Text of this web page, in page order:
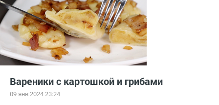
Вареники с картошкой и грибами
09 янв 2024 23:24